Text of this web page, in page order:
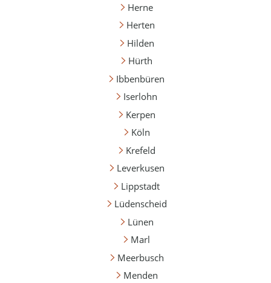
Herne
Herten
Hilden
Hürth
Ibbenbüren
Iserlohn
Kerpen
Köln
Krefeld
Leverkusen
Lippstadt
Lüdenscheid
Lünen
Marl
Meerbusch
Menden